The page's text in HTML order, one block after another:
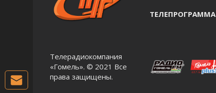
Телерадиокомпания
«Гомель». © 2021 Все
права защищены.
ТЕЛЕПРОГРАММА